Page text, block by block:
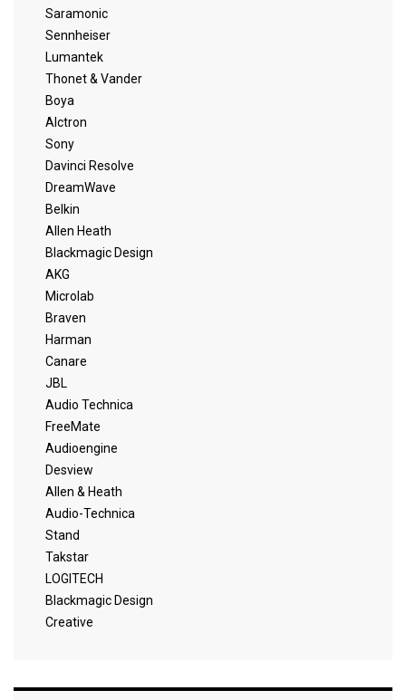
Saramonic
Sennheiser
Lumantek
Thonet & Vander
Boya
Alctron
Sony
Davinci Resolve
DreamWave
Belkin
Allen Heath
Blackmagic Design
AKG
Microlab
Braven
Harman
Canare
JBL
Audio Technica
FreeMate
Audioengine
Desview
Allen & Heath
Audio-Technica
Stand
Takstar
LOGITECH
Blackmagic Design
Creative